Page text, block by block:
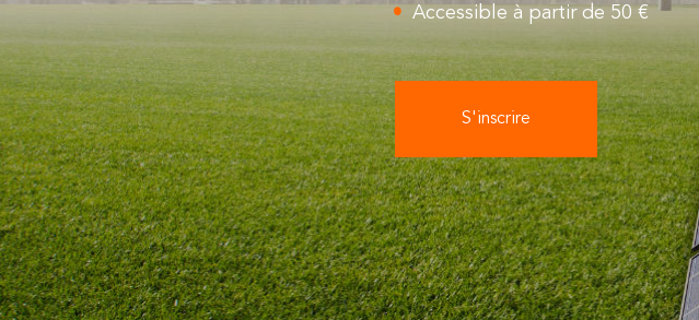
Accessible à partir de 50 €
S'inscrire